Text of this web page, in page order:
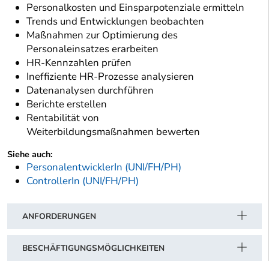
Personalkosten und Einsparpotenziale ermitteln
Trends und Entwicklungen beobachten
Maßnahmen zur Optimierung des
Personaleinsatzes erarbeiten
HR-Kennzahlen prüfen
Ineffiziente HR-Prozesse analysieren
Datenanalysen durchführen
Berichte erstellen
Rentabilität von
Weiterbildungsmaßnahmen bewerten
Siehe auch:
PersonalentwicklerIn (UNI/FH/PH)
ControllerIn (UNI/FH/PH)
ANFORDERUNGEN
BESCHÄFTIGUNGSMÖGLICHKEITEN